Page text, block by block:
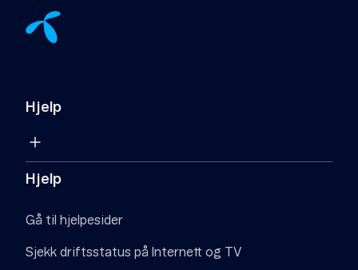
Hjelp
Hjelp
Gå til hjelpesider
Sjekk driftsstatus på Internett og TV